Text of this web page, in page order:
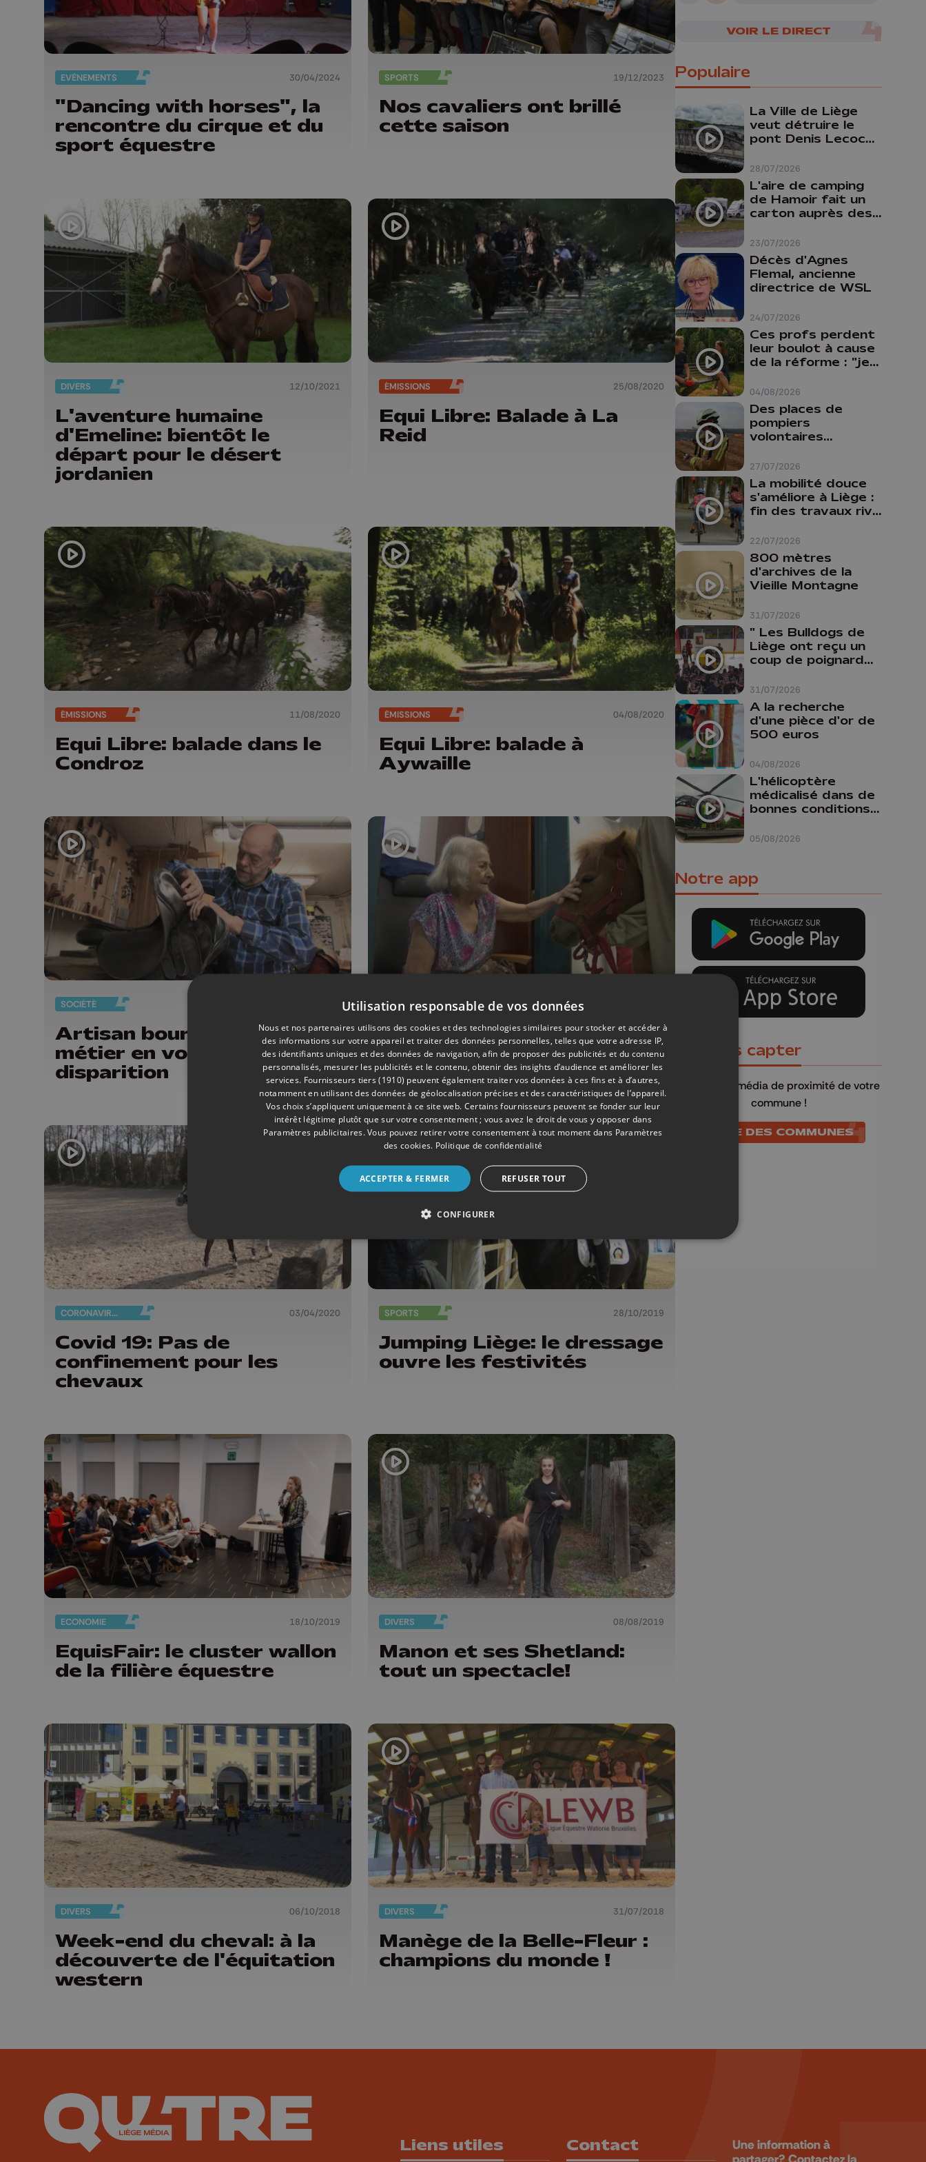
EVÈNEMENTS 30/04/2024
"Dancing with horses", la
rencontre du cirque et du
sport équestre
SPORTS 19/12/2023
Nos cavaliers ont brillé
cette saison
DIVERS 12/10/2021
L'aventure humaine
d'Emeline: bientôt le
départ pour le désert
jordanien
ÉMISSIONS 25/08/2020
Equi Libre: Balade à La
Reid
ÉMISSIONS 11/08/2020
Equi Libre: balade dans le
Condroz
ÉMISSIONS 04/08/2020
Equi Libre: balade à
Aywaille
SOCIÉTÉ
Artisan bourrelier: un
métier en voie de
disparition
CORONAVIRUS
Un poney à la maison de
repos !
CORONAVIRUS 03/04/2020
Covid 19: Pas de
confinement pour les
chevaux
SPORTS 28/10/2019
Jumping Liège: le dressage
ouvre les festivités
ECONOMIE 18/10/2019
EquisFair: le cluster wallon
de la filière équestre
DIVERS 08/08/2019
Manon et ses Shetland:
tout un spectacle!
DIVERS 06/10/2018
Week-end du cheval: à la
découverte de l'équitation
western
DIVERS 31/07/2018
Manège de la Belle-Fleur :
champions du monde !
VOIR LE DIRECT
Populaire
28/07/2026
La Ville de Liège
veut détruire le
pont Denis Lecocq
budget pour le
faire
23/07/2026
L'aire de camping
de Hamoir fait un
carton auprès des
24/07/2026
Décès d'Agnes
Flemal, ancienne
directrice de WSL
04/08/2026
Ces profs perdent
leur boulot à cause
de la réforme : "je
comme prof que
comme
pharmacienne"
27/07/2026
Des places de
pompiers
volontaires
province de Liège :
"Un citoyen qui
n'est formé ne
peut pas nous
aider"
22/07/2026
La mobilité douce
s'améliore à Liège :
fin des travaux rive
cyclo-piétonnes
Avroy et
Guillemins...
31/07/2026
800 mètres
d'archives de la
Vieille Montagne
31/07/2026
" Les Bulldogs de
Liège ont reçu un
coup de poignard
04/08/2026
A la recherche
d'une pièce d'or de
500 euros
05/08/2026
L'hélicoptère
médicalisé dans de
bonnes conditions à
Notre app
Où nous capter
, le média de proximité de votre
commune !
LISTE DES COMMUNES
Liens utiles Contact
Une information à
Utilisation responsable de vos données
Nous et nos partenaires utilisons des cookies et des technologies similaires pour stocker et accéder à
des informations sur votre appareil et traiter des données personnelles, telles que votre adresse IP,
des identifiants uniques et des données de navigation, afin de proposer des publicités et du contenu
personnalisés, mesurer les publicités et le contenu, obtenir des insights d’audience et améliorer les
services. Fournisseurs tiers (1910) peuvent également traiter vos données à ces fins et à d’autres,
notamment en utilisant des données de géolocalisation précises et des caractéristiques de l’appareil.
Vos choix s’appliquent uniquement à ce site web. Certains fournisseurs peuvent se fonder sur leur
intérêt légitime plutôt que sur votre consentement ; vous avez le droit de vous y opposer dans
Paramètres publicitaires. Vous pouvez retirer votre consentement à tout moment dans Paramètres
des cookies. Politique de confidentialité
ACCEPTER & FERMER REFUSER TOUT
CONFIGURER